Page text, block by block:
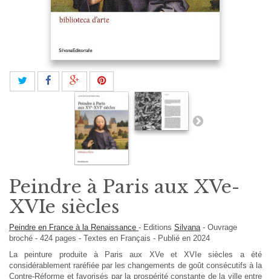
Peindre à Paris aux XVe-
XVIe siècles
Peindre en France à la Renaissance - Editions Silvana - Ouvrage
broché - 424 pages - Textes en Français - Publié en 2024
La peinture produite à Paris aux XVe et XVIe siècles a été
considérablement raréfiée par les changements de goût consécutifs à la
Contre-Réforme et favorisés par la prospérité constante de la ville entre